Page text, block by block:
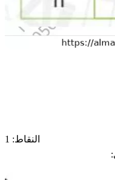
النقاط: 1